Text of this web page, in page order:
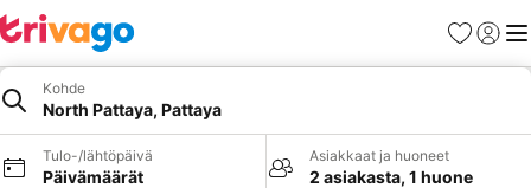
Suosikit
Kohde
North Pattaya, Pattaya
Tulo-/lähtöpäivä
Päivämäärät
Asiakkaat ja huoneet
2 asiakasta, 1 huone